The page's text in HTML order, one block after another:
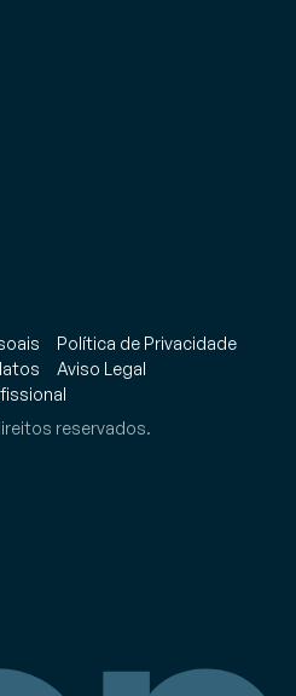
Política de Privacidade
Aviso Legal
reservados.